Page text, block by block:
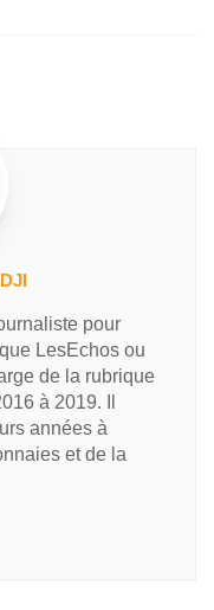
pour
LesEchos ou
de la rubrique
à 2019. Il
années à
et de la